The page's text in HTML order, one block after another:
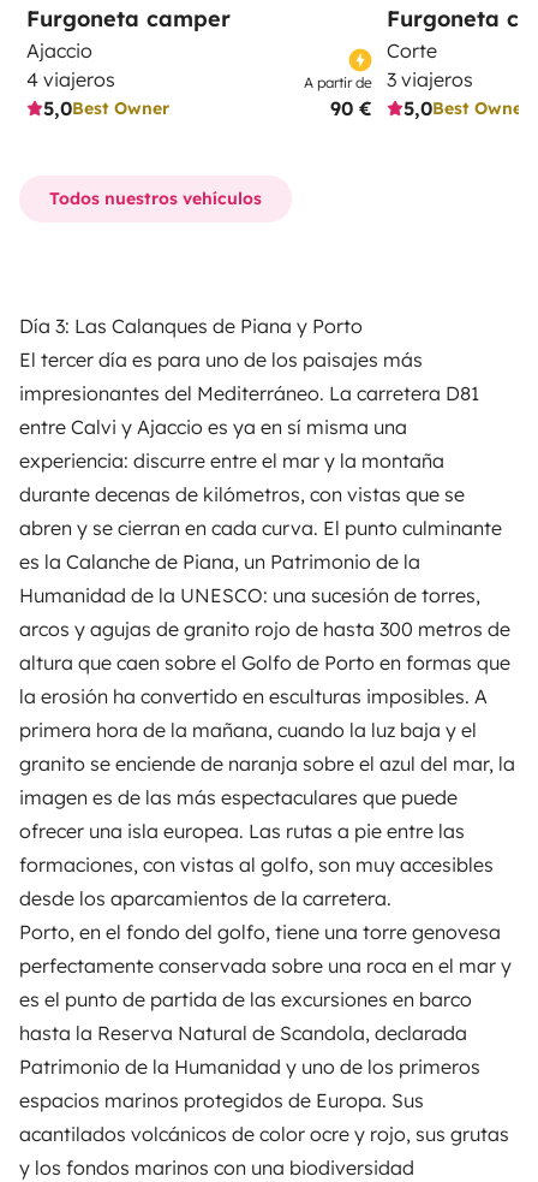
Furgoneta camper
Ajaccio
4 viajeros
5,0Best Owner
A partir de
90 €
Furgoneta
Corte
3 viajeros
5,0Best Owner
Todos nuestros vehículos
Día 3: Las Calanques de Piana y Porto
El tercer día es para uno de los paisajes más
impresionantes del Mediterráneo. La carretera D81
entre Calvi y Ajaccio es ya en sí misma una
experiencia: discurre entre el mar y la montaña
durante decenas de kilómetros, con vistas que se
abren y se cierran en cada curva. El punto culminante
es la Calanche de Piana, un Patrimonio de la
Humanidad de la UNESCO: una sucesión de torres,
arcos y agujas de granito rojo de hasta 300 metros de
altura que caen sobre el Golfo de Porto en formas que
la erosión ha convertido en esculturas imposibles. A
primera hora de la mañana, cuando la luz baja y el
granito se enciende de naranja sobre el azul del mar, la
imagen es de las más espectaculares que puede
ofrecer una isla europea. Las rutas a pie entre las
formaciones, con vistas al golfo, son muy accesibles
desde los aparcamientos de la carretera.
Porto, en el fondo del golfo, tiene una torre genovesa
perfectamente conservada sobre una roca en el mar y
es el punto de partida de las excursiones en barco
hasta la Reserva Natural de Scandola, declarada
Patrimonio de la Humanidad y uno de los primeros
espacios marinos protegidos de Europa. Sus
acantilados volcánicos de color ocre y rojo, sus grutas
y los fondos marinos con una biodiversidad